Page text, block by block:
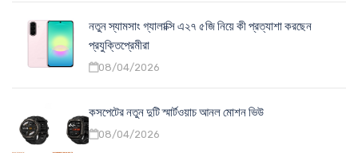
নতুন স্যামসাং গ্যালাক্সি এ২৭ ৫জি নিয়ে কী প্রত্যাশা করছেন
প্রযুক্তিপ্রেমীরা
08/04/2026
কসপেটের নতুন দুটি স্মার্টওয়াচ আনল মোশন ভিউ
08/04/2026